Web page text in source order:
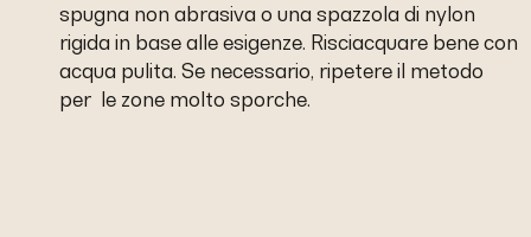
spugna non abrasiva o una spazzola di nylon
rigida in base alle esigenze. Risciacquare bene con
acqua pulita. Se necessario, ripetere il metodo
per le zone molto sporche.